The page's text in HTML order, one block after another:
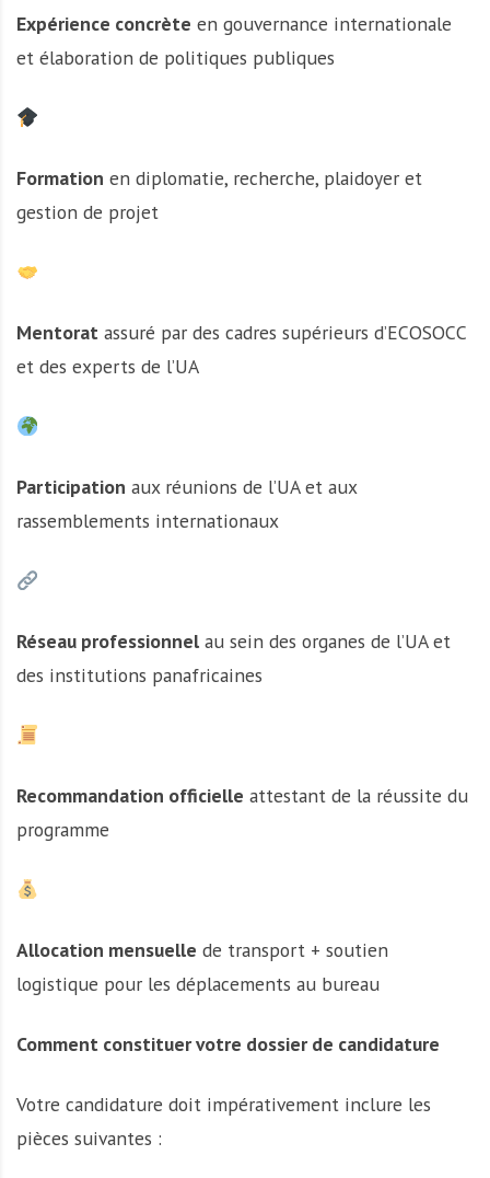
Expérience concrète en gouvernance internationale
et élaboration de politiques publiques
Formation en diplomatie, recherche, plaidoyer et
gestion de projet
Mentorat assuré par des cadres supérieurs d’ECOSOCC
et des experts de l’UA
Participation aux réunions de l’UA et aux
rassemblements internationaux
Réseau professionnel au sein des organes de l’UA et
des institutions panafricaines
Recommandation officielle attestant de la réussite du
programme
Allocation mensuelle de transport + soutien
logistique pour les déplacements au bureau
Comment constituer votre dossier de candidature
Votre candidature doit impérativement inclure les
pièces suivantes :